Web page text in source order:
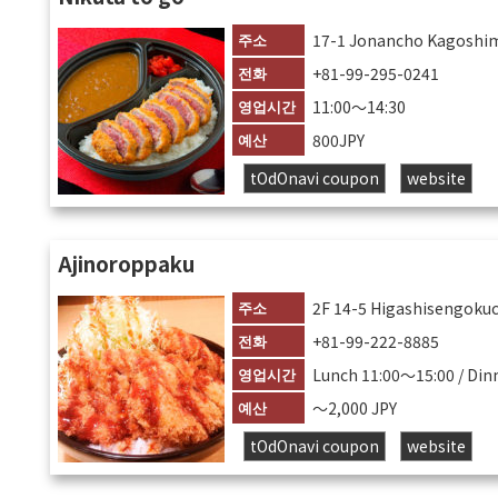
주소 17-1 Jonancho
전화 +81-99-295-0241
영업시간 11:00〜14:30
예산
800JPY
tOdOnavi coupon
website
Ajinoroppaku
주소 2F 14-5
전화 +81-99-222-8885
영업시간 Lunch 11:00～15:00 /
예산
〜2,000 JPY
tOdOnavi coupon
website